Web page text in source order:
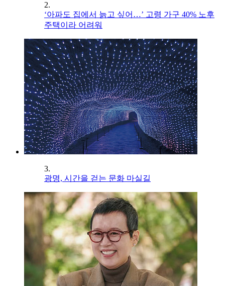
2.
‘아파도 집에서 늙고 싶어…’ 고령 가구 40% 노후
주택이라 어려워
3.
광명, 시간을 걷는 문화 마실길